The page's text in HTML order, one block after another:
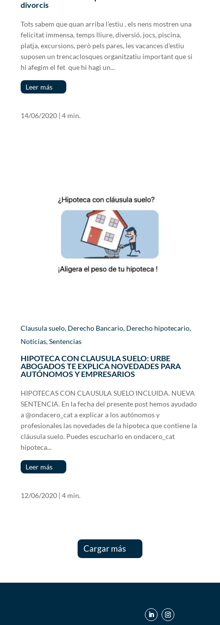
divorcis
Tots sabem que quan arriba l’estiu , els nens mostren una
felicitat immensa, temps lliure, diversió, jocs, piscina,
platja, excursions, però pels pares, les vacances d'estiu
suposen un trencaclosques organitzatiu important que si
hi afegim el fet que hi hagi un...
Leer más
14/06/2020 |4 min.
Clausula suelo, Derecho Bancario, Derecho hipotecario,
Noticias,Sentencias
HIPOTECA CON CLAUSULA SUELO: URBE
ABOGADOS TE EXPLICA NOVEDADES PARA
AUTÓNOMOS Y EMPRESARIOS
HIPOTECAS CON CLAUSULA SUELO INCLUIDA. NUEVA
SENTENCIA. En la fecha del presente post hemos ayudado
a @ondacero_cat a explicar a los autónomos y
profesionales las novedades de la hipoteca que contiene la
cláusula suelo. Puedes escucharlo en ondacero_cat
hipoteca...
Leer más
12/06/2020 |4 min.
Cargar más